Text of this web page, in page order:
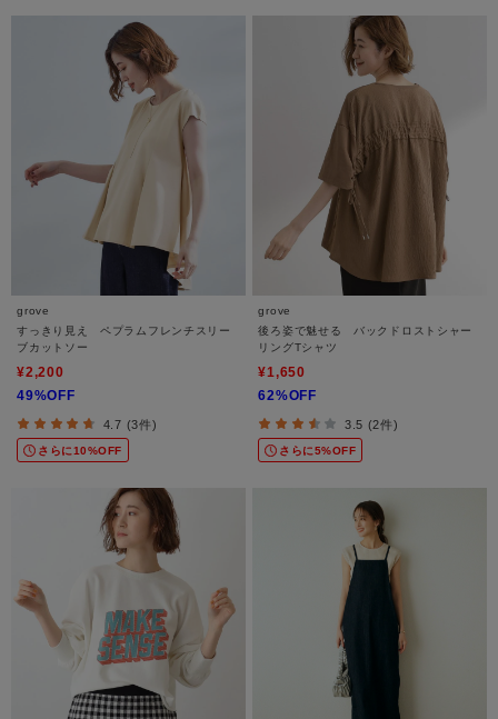
grove
すっきり見え ペプラムフレンチスリー
ブカットソー
¥2,200
49%OFF
4.7 (3件)
さらに10%OFF
grove
後ろ姿で魅せる バックドロストシャー
リングTシャツ
¥1,650
62%OFF
3.5 (2件)
さらに5%OFF